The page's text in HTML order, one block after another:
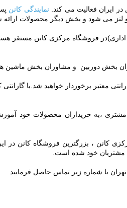
ایران فعالیت می کند. نمایندگی کانن
لنز می شود و بخش دیگر محصولات
فروشگاه مرکزی کانن مستقر
بخش دوربین و مشاوران بخش ماشین
معتبر برخوردار خواهید شد.با
،به خریداران محصولات خود
کانن ، بزرگترین فروشگاه
خود شده است.
با شماره زیر تماس حاصل فرمایید